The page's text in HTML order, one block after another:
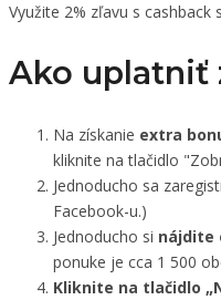
Využite 2% zľavu s cashback
Ako uplatniť
Na získanie extra
kliknite na tlačidlo
Jednoducho sa
Facebook-u.)
Jednoducho si nájdite
ponuke je cca 1 500
Kliknite na tlačidlo